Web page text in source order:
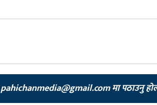
pahichanmedia@gmail.comमा पठाउनु